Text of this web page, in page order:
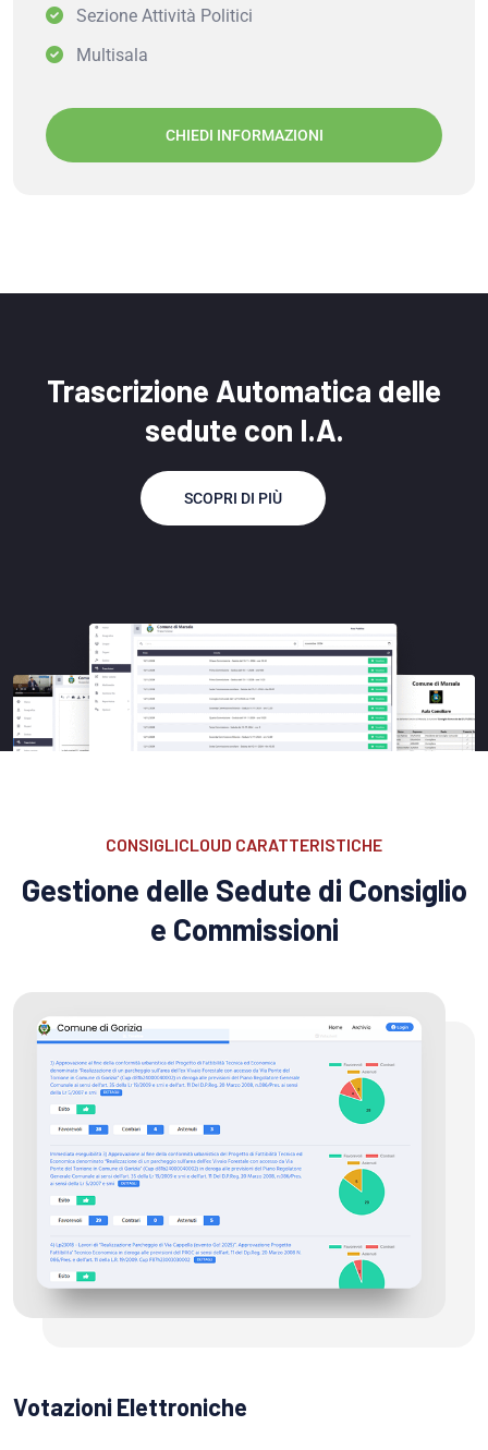
Sezione Attività Politici
Multisala
CHIEDI INFORMAZIONI
Trascrizione Automatica delle
sedute con I.A.
SCOPRI DI PIÙ
CONSIGLICLOUD CARATTERISTICHE
Gestione delle Sedute di Consiglio
e Commissioni
Votazioni Elettroniche